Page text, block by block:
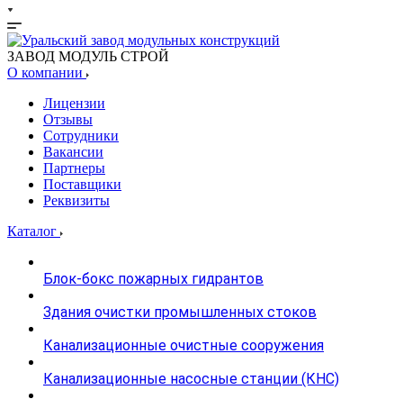
ЗАВОД МОДУЛЬ СТРОЙ
О компании
Лицензии
Отзывы
Сотрудники
Вакансии
Партнеры
Поставщики
Реквизиты
Каталог
Блок-бокс пожарных гидрантов
Здания очистки промышленных стоков
Канализационные очистные сооружения
Канализационные насосные станции (КНС)